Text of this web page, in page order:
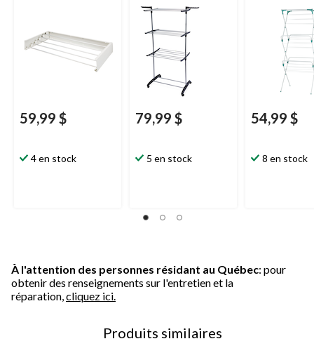
59,99 $
4 en stock
79,99 $
5 en stock
54,99 $
8 en stock
À l'attention des personnes résidant au Québec: pour
obtenir des renseignements sur l'entretien et la
réparation, cliquez ici.
Produits similaires